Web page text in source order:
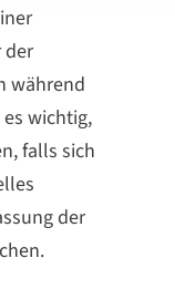
der
während
wichtig,
falls sich
der